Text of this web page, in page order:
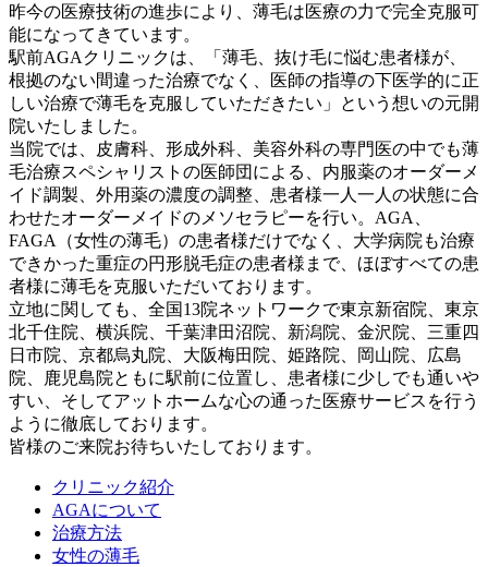
昨今の医療技術の進歩により、薄毛は医療の力で完全克服可
能になってきています。
駅前AGAクリニックは、「薄毛、抜け毛に悩む患者様が、
根拠のない間違った治療でなく、医師の指導の下医学的に正
しい治療で薄毛を克服していただきたい」という想いの元開
院いたしました。
当院では、皮膚科、形成外科、美容外科の専門医の中でも薄
毛治療スペシャリストの医師団による、内服薬のオーダーメ
イド調製、外用薬の濃度の調整、患者様一人一人の状態に合
わせたオーダーメイドのメソセラピーを行い。AGA、
FAGA（女性の薄毛）の患者様だけでなく、大学病院も治療
できかった重症の円形脱毛症の患者様まで、ほぼすべての患
者様に薄毛を克服いただいております。
立地に関しても、全国13院ネットワークで東京新宿院、東京
北千住院、横浜院、千葉津田沼院、新潟院、金沢院、三重四
日市院、京都烏丸院、大阪梅田院、姫路院、岡山院、広島
院、鹿児島院ともに駅前に位置し、患者様に少しでも通いや
すい、そしてアットホームな心の通った医療サービスを行う
ように徹底しております。
皆様のご来院お待ちいたしております。
クリニック紹介
AGAについて
治療方法
女性の薄毛